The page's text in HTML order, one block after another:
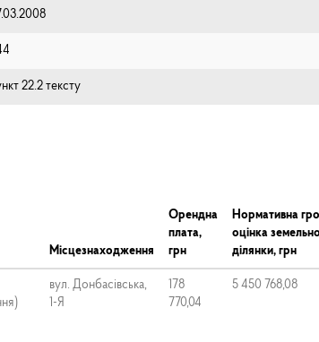
22.2 тексту
Місцезнаходження
Орендна
плата,
грн
Нормативна
оцінка
ділянки, грн
вул. Донбасівська,
1-Я
178
770,04
5 450 768,08